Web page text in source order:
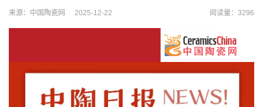
来源：中国陶瓷网 2025-12-22 阅读量：3296